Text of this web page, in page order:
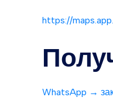
https://
WhatsApp →